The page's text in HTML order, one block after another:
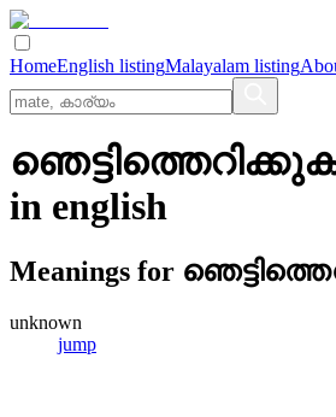
HomeEnglish listingMalayalam listing
in english
Meanings for
unknown
jump